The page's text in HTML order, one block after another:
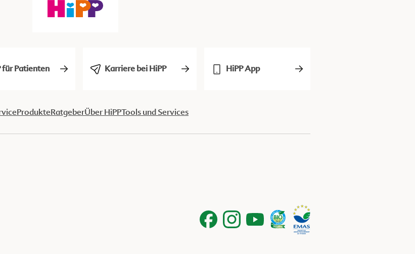
für Patienten Karriere bei HiPP HiPP App
ProdukteRatgeberÜber HiPPTools und Services